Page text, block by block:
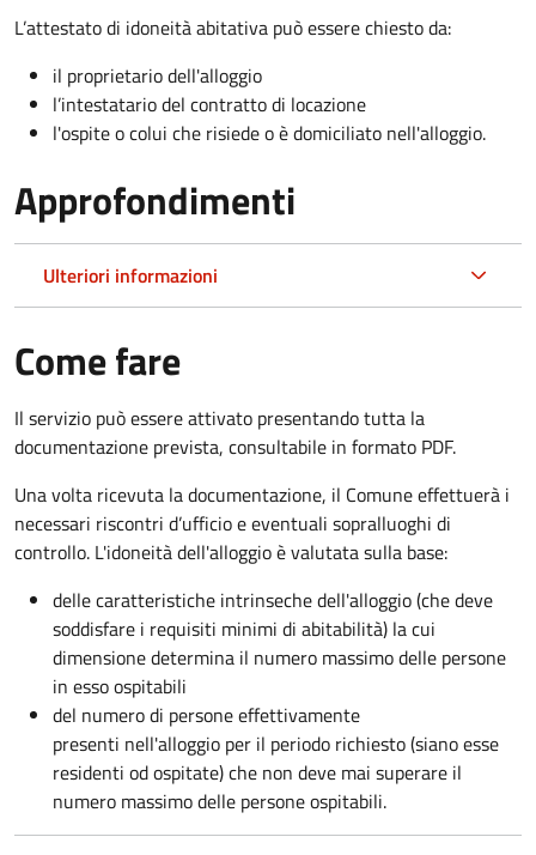
L’attestato di idoneità abitativa può essere chiesto da:
il proprietario dell'alloggio
l’intestatario del contratto di locazione
l'ospite o colui che risiede o è domiciliato nell'alloggio.
Approfondimenti
Ulteriori informazioni
Come fare
Il servizio può essere attivato presentando tutta la
documentazione prevista, consultabile in formato PDF.
Una volta ricevuta la documentazione, il Comune effettuerà i
necessari riscontri d’ufficio e eventuali sopralluoghi di
controllo. L'idoneità dell'alloggio è valutata sulla base:
delle caratteristiche intrinseche dell'alloggio (che deve
soddisfare i requisiti minimi di abitabilità) la cui
dimensione determina il numero massimo delle persone
in esso ospitabili
del numero di persone effettivamente
presenti nell'alloggio per il periodo richiesto (siano esse
residenti od ospitate) che non deve mai superare il
numero massimo delle persone ospitabili.